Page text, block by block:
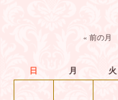
« 前の月
日 月 火